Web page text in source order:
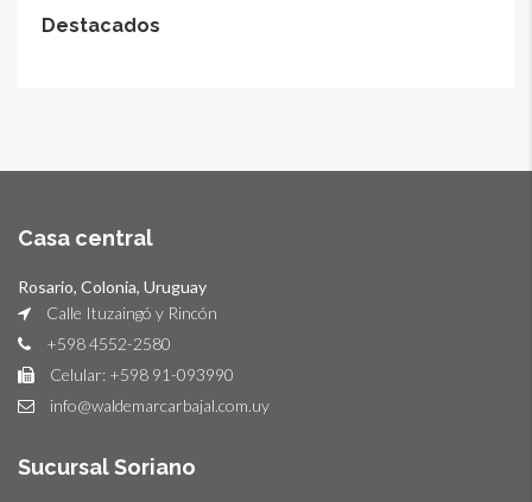
Destacados
Casa central
Rosario, Colonia, Uruguay
Calle Ituzaingó y Rincón
+598 4552-2580
Celular: +598 91-093990
info@waldemarcarbajal.com.uy
Sucursal Soriano